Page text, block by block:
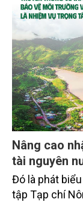
Nâng cao
tài nguyên
Đó là phát
tập Tạp chí